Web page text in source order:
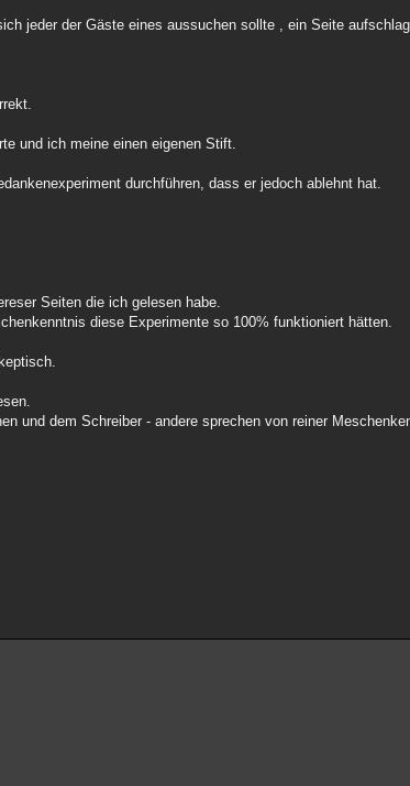
jeder der Gäste eines aussuchen sollte , ein Seite
und ich meine einen eigenen Stift.
durchführen, dass er jedoch ablehnt hat.
Seiten die ich gelesen habe.
diese Experimente so 100% funktioniert hätten.
und dem Schreiber - andere sprechen von reiner